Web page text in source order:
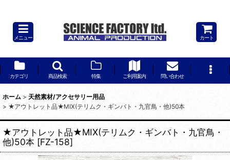
メニュー カート
カテゴリ 商品検索 特集 ご利用案内 問い合わせ
ホーム > 天然素材/アクセサリー用品
> ★アウトレット品★MIX(テリムク・ギンバト・九官鳥・他)50本
★アウトレット品★MIX(テリムク・ギンバト・九官鳥・
他)50本 [FZ-158]